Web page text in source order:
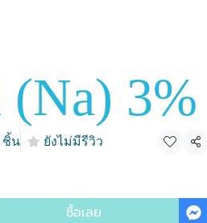
3%
ชิ้น ยังไม่มีรีวิว แชร์
ซื้อเลย